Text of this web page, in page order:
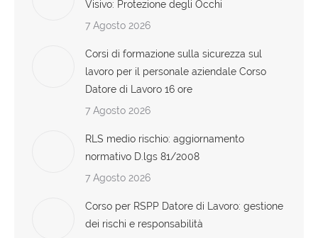
Visivo: Protezione degli Occhi
7 Agosto 2026
Corsi di formazione sulla sicurezza sul
lavoro per il personale aziendale Corso
Datore di Lavoro 16 ore
7 Agosto 2026
RLS medio rischio: aggiornamento
normativo D.lgs 81/2008
7 Agosto 2026
Corso per RSPP Datore di Lavoro: gestione
dei rischi e responsabilità